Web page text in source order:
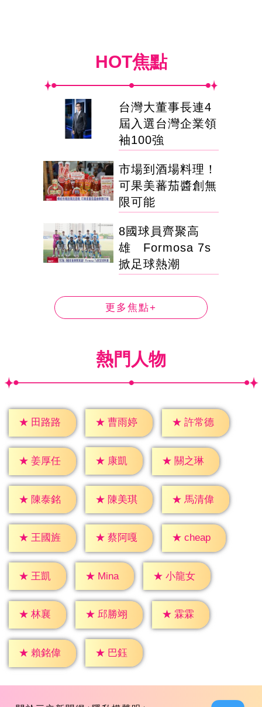
HOT焦點
台灣大董事長連4
屆入選台灣企業領
袖100強
市場到酒場料理！
可果美蕃茄醬創無
限可能
8國球員齊聚高
雄 Formosa 7s
掀足球熱潮
更多焦點+
熱門人物
★ 田路路 ★ 曹雨婷 ★ 許常德
★ 姜厚任 ★ 康凱 ★ 關之琳
★ 陳泰銘 ★ 陳美琪 ★ 馬清偉
★ 王國旌 ★ 蔡阿嘎 ★ cheap
★ 王凱 ★ Mina ★ 小龍女
★ 林襄 ★ 邱勝翊 ★ 霖霖
★ 賴銘偉 ★ 巴鈺